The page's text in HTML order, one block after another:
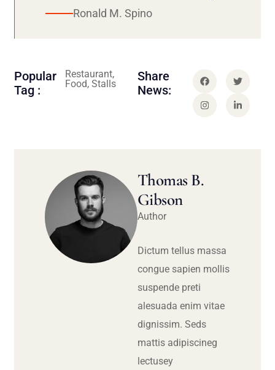
Ronald M. Spino
Popular
Tag :
Restaurant,
Food, Stalls
Share
News:
Thomas B.
Gibson
Author
Dictum tellus massa
congue sapien mollis
suspende preti
alesuada enim vitae
dignissim. Seds
mattis adipiscineg
lectusey